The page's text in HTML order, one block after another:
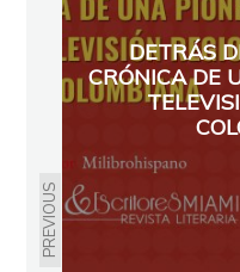
PREVIOUS
DETRÁS
CRÓNICA DE